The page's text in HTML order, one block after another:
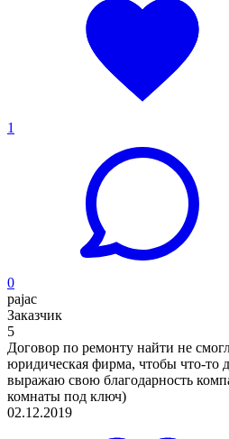
1
0
pajac
Заказчик
5
Договор по ремонту найти не
юридическая фирма, чтобы что-то
выражаю свою благодарность
комнаты под ключ)
02.12.2019